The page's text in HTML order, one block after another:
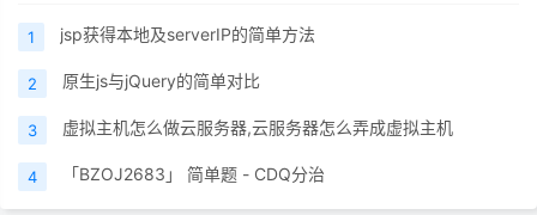
1 jsp获得本地及serverIP的简单方法
2 原生js与jQuery的简单对比
3 虚拟主机怎么做云服务器,云服务器怎么弄成虚拟主机
4 「BZOJ2683」 简单题 - CDQ分治